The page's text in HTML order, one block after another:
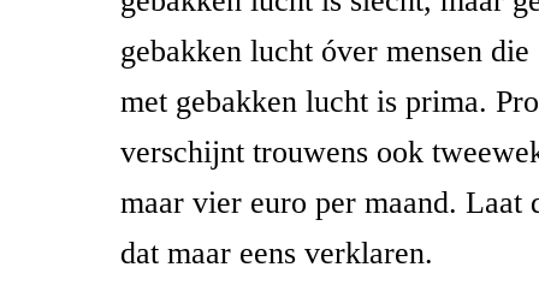
gebakken lucht óver mensen
met gebakken lucht is prima.
verschijnt trouwens ook
maar vier euro per maand. Laat
dat maar eens verklaren.